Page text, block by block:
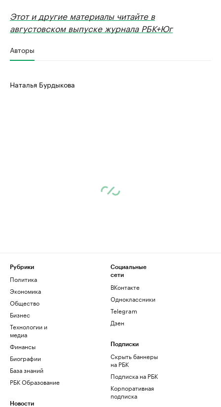
Этот и другие материалы читайте в
августовском выпуске журнала РБК+Юг
Авторы
Наталья Бурдыкова
Рубрики
Политика
Экономика
Общество
Бизнес
Технологии и
медиа
Финансы
Биографии
База знаний
РБК Образование
Новости
Социальные
сети
ВКонтакте
Одноклассники
Telegram
Дзен
Подписки
Скрыть баннеры
на РБК
Подписка на РБК
Корпоративная
подписка